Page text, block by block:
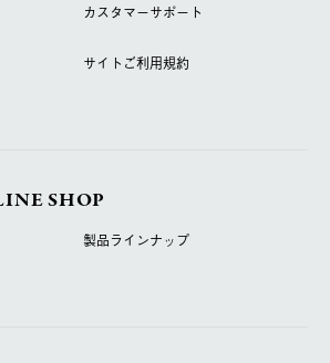
カスタマーサポート
サイトご利用規約
SHOP
製品ラインナップ